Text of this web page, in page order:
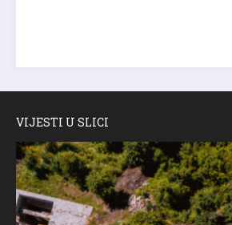
VIJESTI U SLICI